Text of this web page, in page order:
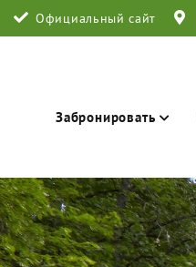
Официальный сайт
Забронировать